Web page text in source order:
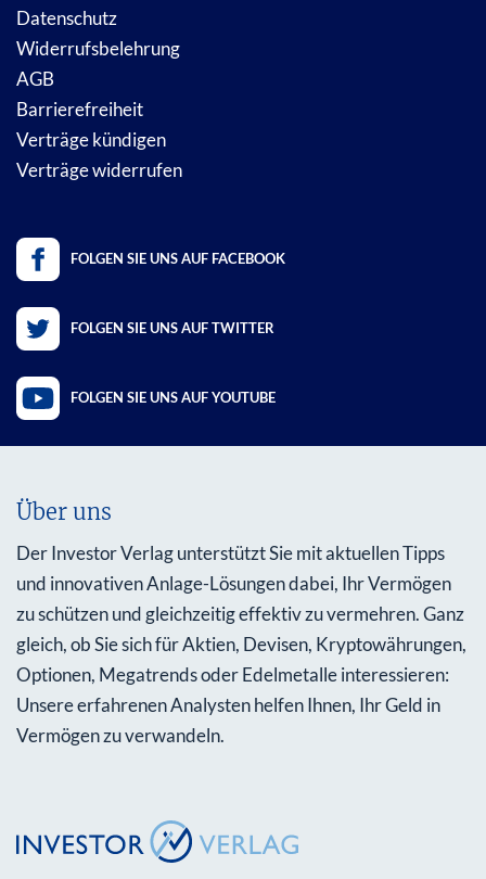
Datenschutz
Widerrufsbelehrung
AGB
Barrierefreiheit
Verträge kündigen
Verträge widerrufen
FOLGEN SIE UNS AUF FACEBOOK
FOLGEN SIE UNS AUF TWITTER
FOLGEN SIE UNS AUF YOUTUBE
Über uns
Der Investor Verlag unterstützt Sie mit aktuellen Tipps
und innovativen Anlage-Lösungen dabei, Ihr Vermögen
zu schützen und gleichzeitig effektiv zu vermehren. Ganz
gleich, ob Sie sich für Aktien, Devisen, Kryptowährungen,
Optionen, Megatrends oder Edelmetalle interessieren:
Unsere erfahrenen Analysten helfen Ihnen, Ihr Geld in
Vermögen zu verwandeln.